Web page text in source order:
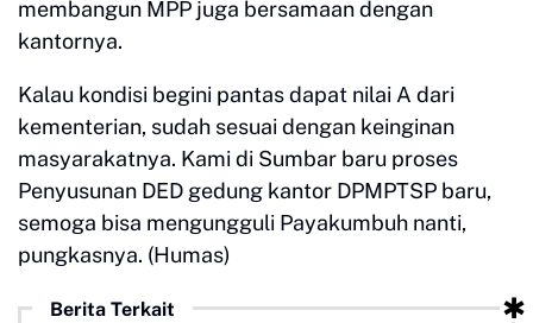
membangun MPP juga bersamaan dengan
kantornya.
Kalau kondisi begini pantas dapat nilai A dari
kementerian, sudah sesuai dengan keinginan
masyarakatnya. Kami di Sumbar baru proses
Penyusunan DED gedung kantor DPMPTSP baru,
semoga bisa mengungguli Payakumbuh nanti,
pungkasnya. (Humas)
Berita Terkait